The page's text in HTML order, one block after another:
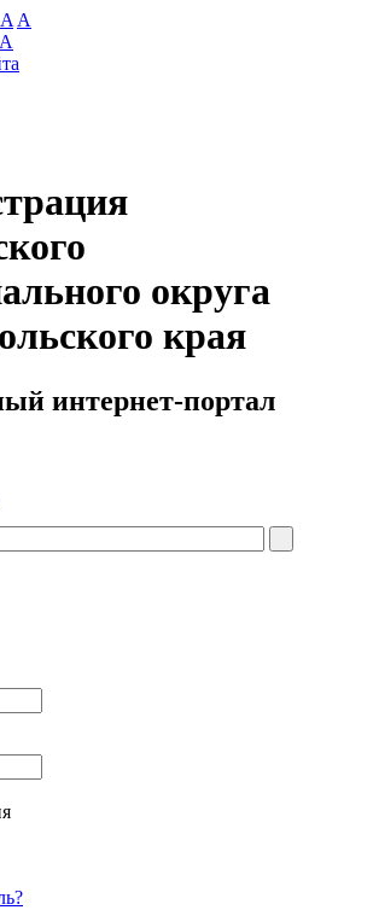
A A
A
округа
края
интернет-портал